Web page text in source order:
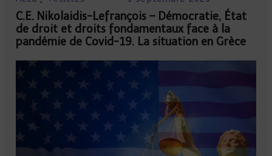
C.E. Nikolaidis-Lefrançois – Démocratie, État
de droit et droits fondamentaux face à la
pandémie de Covid-19. La situation en Grèce